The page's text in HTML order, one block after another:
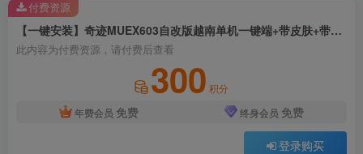
【一键安装】奇迹MUEX603自改版越南单机一键端+带皮肤+带魂环+命令系统+幸运转盘+免安装一键端
此内容为付费资源，请付费后查看
300 积分
年费会员 免费 终身会员 免费
登录购买
付费资源